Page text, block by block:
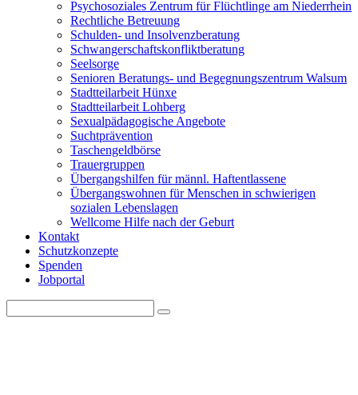
Psychosoziales Zentrum für Flüchtlinge am Niederrhein
Rechtliche Betreuung
Schulden- und Insolvenzberatung
Schwangerschaftskonfliktberatung
Seelsorge
Senioren Beratungs- und Begegnungszentrum Walsum
Stadtteilarbeit Hünxe
Stadtteilarbeit Lohberg
Sexualpädagogische Angebote
Suchtprävention
Taschengeldbörse
Trauergruppen
Übergangshilfen für männl. Haftentlassene
Übergangswohnen für Menschen in schwierigen
sozialen Lebenslagen
Wellcome Hilfe nach der Geburt
Kontakt
Schutzkonzepte
Spenden
Jobportal
for:
Search